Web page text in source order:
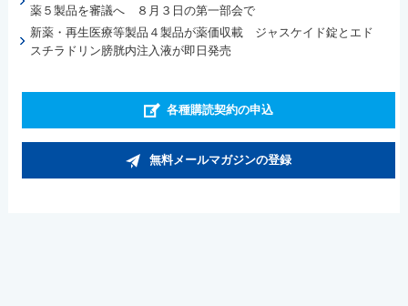
薬５製品を審議へ ８月３日の第一部会で
新薬・再生医療等製品４製品が薬価収載 ジャスケイド錠とエド
スチラドリン膀胱内注入液が即日発売
各種購読契約の申込
無料メールマガジンの登録